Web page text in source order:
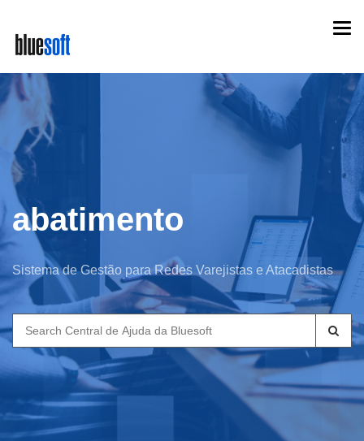
main
content
abatimento
Sistema de Gestão para Redes Varejistas e Atacadistas
Search
for: